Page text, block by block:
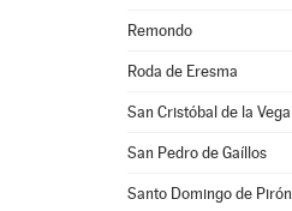
Remondo
Roda de Eresma
San Cristóbal de la Vega
San Pedro de Gaíllos
Santo Domingo de Pirón